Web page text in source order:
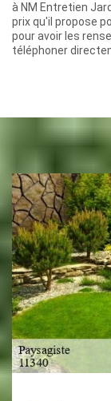
à NM Entretien
prix qu'il propose
pour avoir les
téléphoner